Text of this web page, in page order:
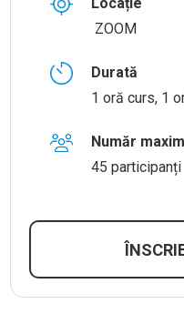
ZOOM
Durată
1 oră curs, 1
Număr
45 participanți